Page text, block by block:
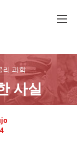
리 과학
사실